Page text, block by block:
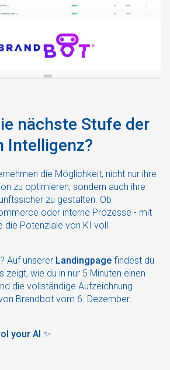
nächste Stufe der
Intelligenz?
die Möglichkeit, nicht nur ihre
zu optimieren, sondern auch ihre
zu gestalten. Ob
oder interne Prozesse - mit
die Potenziale von KI voll
Auf unserer Landingpage findest du
zeigt, wie du in nur 5 Minuten einen
die vollständige Aufzeichnung
Brandbot vom 6. Dezember.
your AI ✨